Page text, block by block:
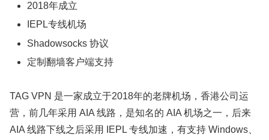
2018年成立
IEPL专线机场
Shadowsocks 协议
定制翻墙客户端支持
TAG VPN 是一家成立于2018年的老牌机场，香港公司运
营，前几年采用 AIA 线路，是知名的 AIA 机场之一，后来
AIA 线路下线之后采用 IEPL 专线加速，有支持 Windows、